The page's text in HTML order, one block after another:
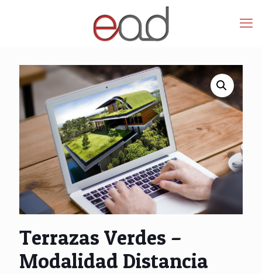
Terrazas Verdes –
Modalidad Distancia